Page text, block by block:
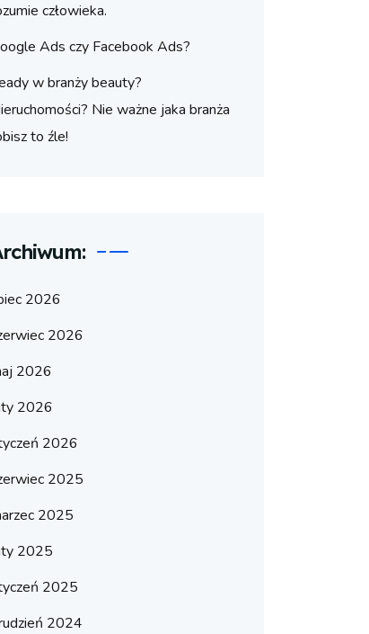
człowieka.
Ads czy Facebook Ads?
w branży beauty?
Nie ważne jaka branża
to źle!
2026
2026
2026
2026
2026
2025
2025
2025
2025
2024